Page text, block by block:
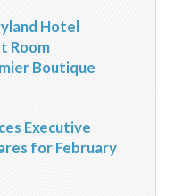
Hotel
Room
Boutique
Executive
for February